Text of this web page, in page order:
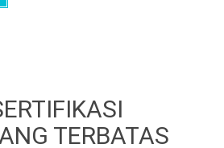
TERBATAS